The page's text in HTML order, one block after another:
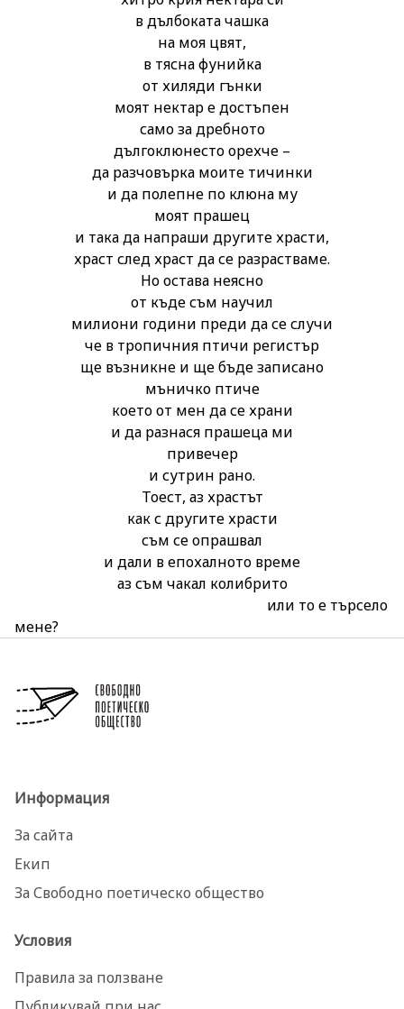
в дълбоката чашка
на моя цвят,
в тясна фунийка
от хиляди гънки
моят нектар е достъпен
само за дребното
дългоклюнесто орехче –
да разчовърка моите тичинки
и да полепне по клюна му
моят прашец
и така да напраши другите храсти,
храст след храст да се разрастваме.
Но остава неясно
от къде съм научил
милиони години преди да се случи
че в тропичния птичи регистър
ще възникне и ще бъде записано
мъничко птиче
което от мен да се храни
и да разнася прашеца ми
привечер
и сутрин рано.
Тоест, аз храстът
как с другите храсти
съм се опрашвал
и дали в епохалното време
аз съм чакал колибрито
или то е търсело
мене?
Информация
За сайта
Екип
За Свободно поетическо общество
Условия
Правила за ползване